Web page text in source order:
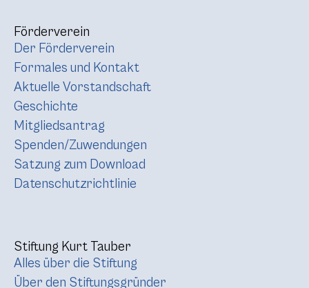
Förderverein
Der Förderverein
Formales und Kontakt
Aktuelle Vorstandschaft
Geschichte
Mitgliedsantrag
Spenden/Zuwendungen
Satzung zum Download
Datenschutzrichtlinie
Stiftung Kurt Tauber
Alles über die Stiftung
Über den Stiftungsgründer